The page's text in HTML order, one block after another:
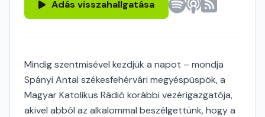
Adás visszahallgatása
Mindig szentmisével kezdjük a napot – mondja
Spányi Antal székesfehérvári megyéspüspök, a
Magyar Katolikus Rádió korábbi vezérigazgatója,
akivel abból az alkalommal beszélgettünk, hogy a